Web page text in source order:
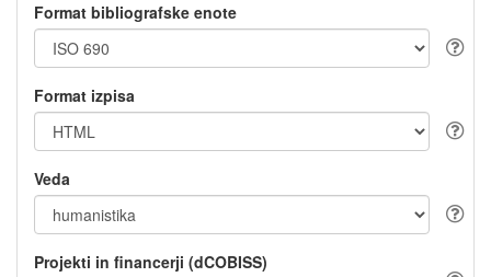
Format bibliografske enote
Format izpisa
Veda
Projekti in financerji (dCOBISS)